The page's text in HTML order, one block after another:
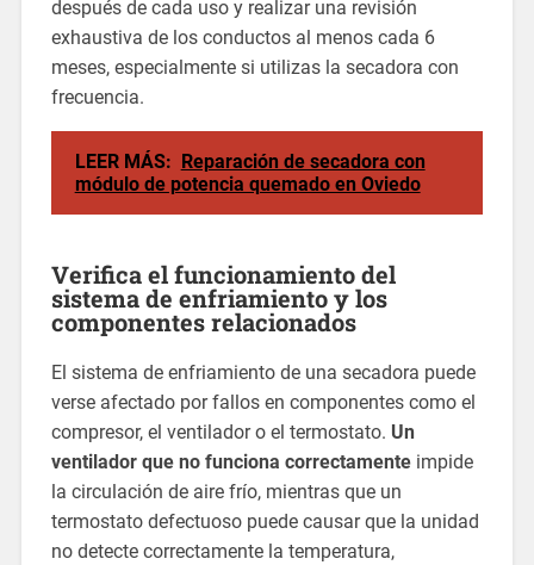
después de cada uso y realizar una revisión
exhaustiva de los conductos al menos cada 6
meses, especialmente si utilizas la secadora con
frecuencia.
LEER MÁS: Reparación de secadora con
módulo de potencia quemado en Oviedo
Verifica el funcionamiento del
sistema de enfriamiento y los
componentes relacionados
El sistema de enfriamiento de una secadora puede
verse afectado por fallos en componentes como el
compresor, el ventilador o el termostato. Un
ventilador que no funciona correctamenteimpide
la circulación de aire frío, mientras que un
termostato defectuoso puede causar que la unidad
no detecte correctamente la temperatura,